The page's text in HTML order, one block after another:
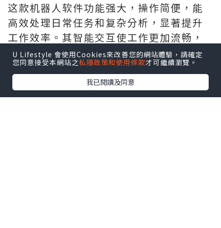
这款机器人软件功能强大，操作简便，能
高效处理日常任务和复杂分析，显著提升
工作效率。其智能交互使工作更加流畅，
是我信赖的办公伙伴。非常满意.需要的拿
去吧,官网http://www.vst.tw
U Lifestyle 會使用Cookies來改善您的網站體驗，請確定
您同意接受本網站之私隱政策和使用條款才可繼續瀏覽。
我已閱讀及同意